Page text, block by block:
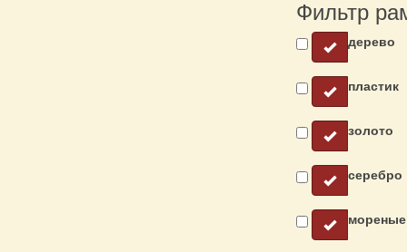
Фильтр
дерево
пластик
золото
серебро
мореные